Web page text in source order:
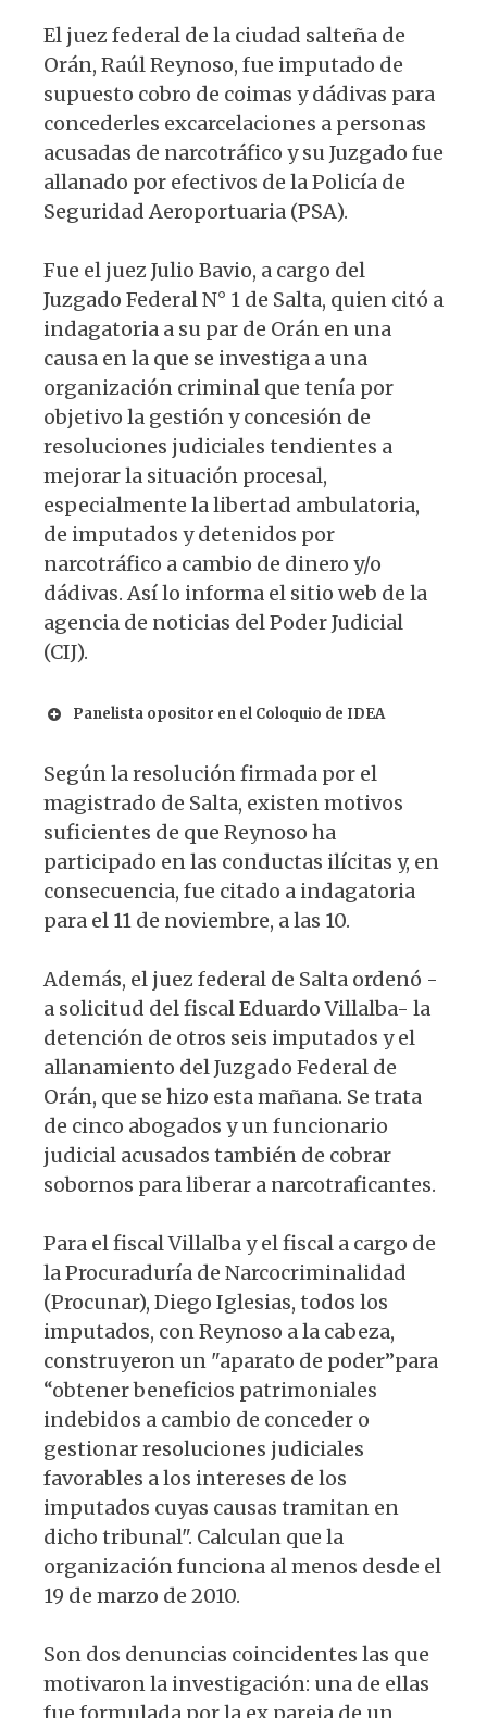
El juez federal de la ciudad salteña de
Orán, Raúl Reynoso, fue imputado de
supuesto cobro de coimas y dádivas para
concederles excarcelaciones a personas
acusadas de narcotráfico y su Juzgado fue
allanado por efectivos de la Policía de
Seguridad Aeroportuaria (PSA).
Fue el juez Julio Bavio, a cargo del
Juzgado Federal N° 1 de Salta, quien citó a
indagatoria a su par de Orán en una
causa en la que se investiga a una
organización criminal que tenía por
objetivo la gestión y concesión de
resoluciones judiciales tendientes a
mejorar la situación procesal,
especialmente la libertad ambulatoria,
de imputados y detenidos por
narcotráfico a cambio de dinero y/o
dádivas. Así lo informa el sitio web de la
agencia de noticias del Poder Judicial
(CIJ).
Panelista opositor en el Coloquio de IDEA
Según la resolución firmada por el
magistrado de Salta, existen motivos
suficientes de que Reynoso ha
participado en las conductas ilícitas y, en
consecuencia, fue citado a indagatoria
para el 11 de noviembre, a las 10.
Además, el juez federal de Salta ordenó -
a solicitud del fiscal Eduardo Villalba- la
detención de otros seis imputados y el
allanamiento del Juzgado Federal de
Orán, que se hizo esta mañana. Se trata
de cinco abogados y un funcionario
judicial acusados también de cobrar
sobornos para liberar a narcotraficantes.
Para el fiscal Villalba y el fiscal a cargo de
la Procuraduría de Narcocriminalidad
(Procunar), Diego Iglesias, todos los
imputados, con Reynoso a la cabeza,
construyeron un "aparato de poder”para
“obtener beneficios patrimoniales
indebidos a cambio de conceder o
gestionar resoluciones judiciales
favorables a los intereses de los
imputados cuyas causas tramitan en
dicho tribunal". Calculan que la
organización funciona al menos desde el
19 de marzo de 2010.
Son dos denuncias coincidentes las que
motivaron la investigación: una de ellas
fue formulada por la ex pareja de un